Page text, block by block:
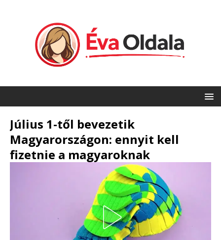
Július 1-től bevezetik
Magyarországon: ennyit kell
fizetnie a magyaroknak